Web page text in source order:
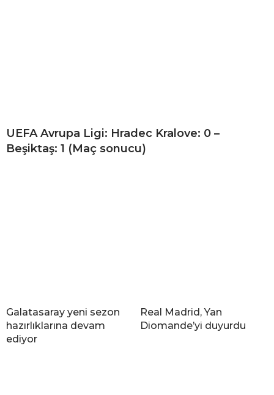
UEFA Avrupa Ligi: Hradec Kralove: 0 –
Beşiktaş: 1 (Maç sonucu)
Galatasaray yeni sezon
hazırlıklarına devam
ediyor
Real Madrid, Yan
Diomande’yi duyurdu